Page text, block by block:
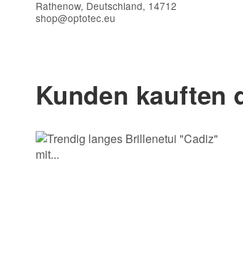
Rathenow, Deutschland, 14712
shop@optotec.eu
E-Mail
Kunden kauften